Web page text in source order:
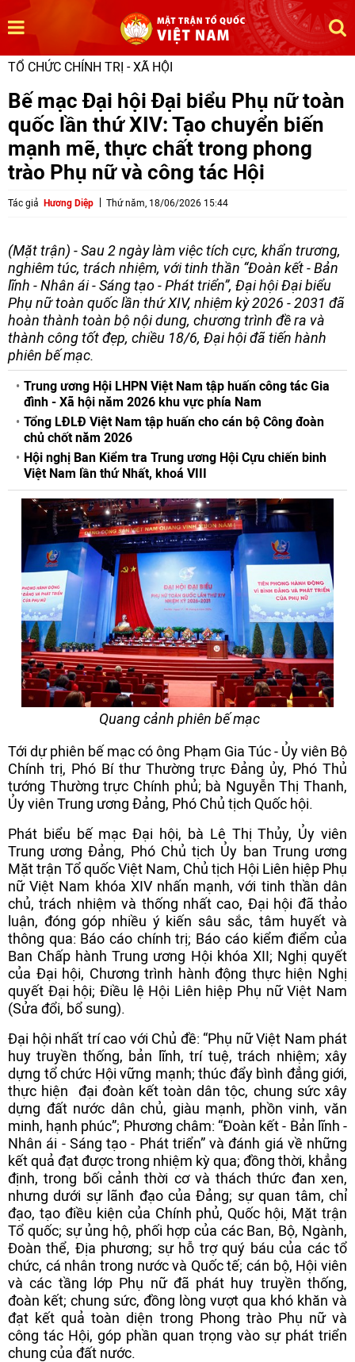
TỔ CHỨC CHÍNH TRỊ - XÃ HỘI
Bế mạc Đại hội Đại biểu Phụ nữ toàn
quốc lần thứ XIV: Tạo chuyển biến
mạnh mẽ, thực chất trong phong
trào Phụ nữ và công tác Hội
Tác giả Hương Diệp Thứ năm, 18/06/2026 15:44
(Mặt trận) - Sau 2 ngày làm việc tích cực, khẩn trương,
nghiêm túc, trách nhiệm, với tinh thần “Đoàn kết - Bản
lĩnh - Nhân ái - Sáng tạo - Phát triển”, Đại hội Đại biểu
Phụ nữ toàn quốc lần thứ XIV, nhiệm kỳ 2026 - 2031 đã
hoàn thành toàn bộ nội dung, chương trình đề ra và
thành công tốt đẹp, chiều 18/6, Đại hội đã tiến hành
phiên bế mạc.
Trung ương Hội LHPN Việt Nam tập huấn công tác Gia
đình - Xã hội năm 2026 khu vực phía Nam
Tổng LĐLĐ Việt Nam tập huấn cho cán bộ Công đoàn
chủ chốt năm 2026
Hội nghị Ban Kiểm tra Trung ương Hội Cựu chiến binh
Việt Nam lần thứ Nhất, khoá VIII
Quang cảnh phiên bế mạc
Tới dự phiên bế mạc có ông Phạm Gia Túc - Ủy viên Bộ
Chính trị, Phó Bí thư Thường trực Đảng ủy, Phó Thủ
tướng Thường trực Chính phủ; bà Nguyễn Thị Thanh,
Ủy viên Trung ương Đảng, Phó Chủ tịch Quốc hội.
Phát biểu bế mạc Đại hội, bà Lê Thị Thủy, Ủy viên
Trung ương Đảng, Phó Chủ tịch Ủy ban Trung ương
Mặt trận Tổ quốc Việt Nam, Chủ tịch Hội Liên hiệp Phụ
nữ Việt Nam khóa XIV nhấn mạnh, với tinh thần dân
chủ, trách nhiệm và thống nhất cao, Đại hội đã thảo
luận, đóng góp nhiều ý kiến sâu sắc, tâm huyết và
thông qua: Báo cáo chính trị; Báo cáo kiểm điểm của
Ban Chấp hành Trung ương Hội khóa XII; Nghị quyết
của Đại hội, Chương trình hành động thực hiện Nghị
quyết Đại hội; Điều lệ Hội Liên hiệp Phụ nữ Việt Nam
(Sửa đổi, bổ sung).
Đại hội nhất trí cao với Chủ đề: “Phụ nữ Việt Nam phát
huy truyền thống, bản lĩnh, trí tuệ, trách nhiệm; xây
dựng tổ chức Hội vững mạnh; thúc đẩy bình đẳng giới,
thực hiện đại đoàn kết toàn dân tộc, chung sức xây
dựng đất nước dân chủ, giàu mạnh, phồn vinh, văn
minh, hạnh phúc”; Phương châm: “Đoàn kết - Bản lĩnh -
Nhân ái - Sáng tạo - Phát triển” và đánh giá về những
kết quả đạt được trong nhiệm kỳ qua; đồng thời, khẳng
định, trong bối cảnh thời cơ và thách thức đan xen,
nhưng dưới sự lãnh đạo của Đảng; sự quan tâm, chỉ
đạo, tạo điều kiện của Chính phủ, Quốc hội, Mặt trận
Tổ quốc; sự ủng hộ, phối hợp của các Ban, Bộ, Ngành,
Đoàn thể, Địa phương; sự hỗ trợ quý báu của các tổ
chức, cá nhân trong nước và Quốc tế; cán bộ, Hội viên
và các tầng lớp Phụ nữ đã phát huy truyền thống,
đoàn kết; chung sức, đồng lòng vượt qua khó khăn và
đạt kết quả toàn diện trong Phong trào Phụ nữ và
công tác Hội, góp phần quan trọng vào sự phát triển
chung của đất nước.